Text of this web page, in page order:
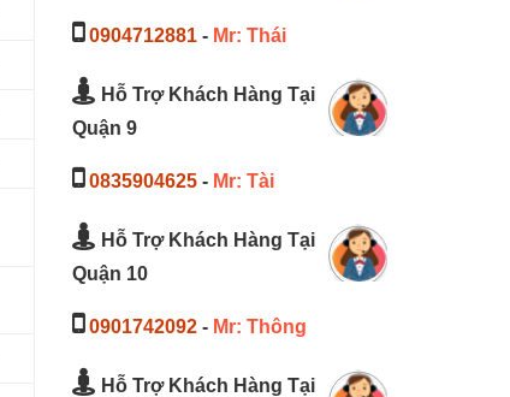
0904712881- Mr: Thái
Hỗ Trợ Khách Hàng Tại
Quận 9
0835904625- Mr: Tài
Hỗ Trợ Khách Hàng Tại
Quận 10
0901742092- Mr: Thông
Hỗ Trợ Khách Hàng Tại